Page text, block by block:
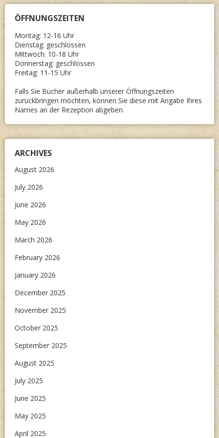
ÖFFNUNGSZEITEN
Montag: 12-16 Uhr
Dienstag: geschlossen
Mittwoch: 10-18 Uhr
Donnerstag: geschlossen
Freitag: 11-15 Uhr
Falls Sie Bücher außerhalb unserer Öffnungszeiten
zurückbringen möchten, können Sie diese mit Angabe Ihres
Names an der Rezeption abgeben.
ARCHIVES
August 2026
July 2026
June 2026
May 2026
March 2026
February 2026
January 2026
December 2025
November 2025
October 2025
September 2025
August 2025
July 2025
June 2025
May 2025
April 2025